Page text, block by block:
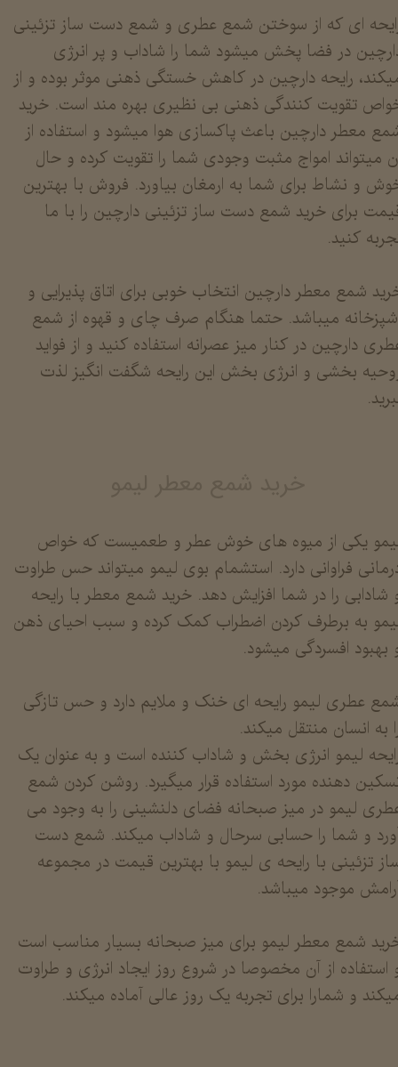
ای که از سوختن شمع عطری و شمع دست ساز تزئینی
در فضا پخش میشود شما را شاداب و پر انرژی
رایحه دارچین در کاهش خستگی ذهنی موثر بوده و از
تقویت کنندگی ذهنی بی نظیری بهره مند است. خرید
معطر دارچین باعث پاکسازی هوا میشود و استفاده از
میتواند امواج مثبت وجودی شما را تقویت کرده و حال
و نشاط برای شما به ارمغان بیاورد. فروش با بهترین
برای خرید شمع دست ساز تزئینی دارچین را با ما
کنید.
شمع معطر دارچین انتخاب خوبی برای اتاق پذیرایی و
میباشد. حتما هنگام صرف چای و قهوه از شمع
دارچین در کنار میز عصرانه استفاده کنید و از فواید
بخشی و انرژی بخش این رایحه شگفت انگیز لذت
یکی از میوه های خوش عطر و طعمیست که خواص
فراوانی دارد. استشمام بوی لیمو میتواند حس طراوت
شادابی را در شما افزایش دهد. خرید شمع معطر با رایحه
به برطرف کردن اضطراب کمک کرده و سبب احیای ذهن
بهبود افسردگی میشود.
عطری لیمو رایحه ای خنک و ملایم دارد و حس تازگی
به انسان منتقل میکند.
لیمو انرژی بخش و شاداب کننده است و به عنوان یک
دهنده مورد استفاده قرار میگیرد. روشن کردن شمع
لیمو در میز صبحانه فضای دلنشینی را به وجود می
و شما را حسابی سرحال و شاداب میکند. شمع دست
تزئینی با رایحه ی لیمو با بهترین قیمت در مجموعه
موجود میباشد.
شمع معطر لیمو برای میز صبحانه بسیار مناسب است
استفاده از آن مخصوصا در شروع روز ایجاد انرژی و طراوت
و شمارا برای تجربه یک روز عالی آماده میکند.